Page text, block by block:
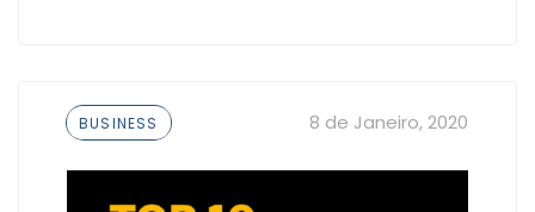
Tags
BUSINESS 8 de Janeiro, 2020